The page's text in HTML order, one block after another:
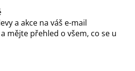
a akce na váš e-mail
mějte přehled o všem, co se u